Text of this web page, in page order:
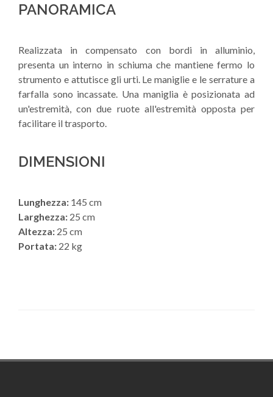
PANORAMICA
Realizzata in compensato con bordi in alluminio,
presenta un interno in schiuma che mantiene fermo lo
strumento e attutisce gli urti. Le maniglie e le serrature a
farfalla sono incassate. Una maniglia è posizionata ad
un'estremità, con due ruote all'estremità opposta per
facilitare il trasporto.
DIMENSIONI
Lunghezza: 145 cm
Larghezza: 25 cm
Altezza: 25 cm
Portata: 22 kg